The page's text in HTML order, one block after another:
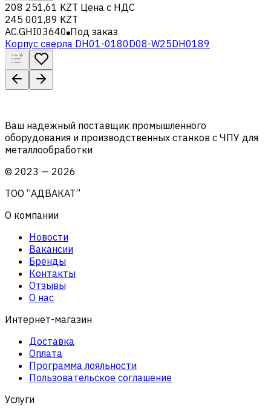
208 251,61 KZT Цена с НДС
245 001,89 KZT
AC.GHI03640 Под заказ
Корпус сверла DH01-0180D08-W25DH0189
Ваш надежный поставщик промышленного
оборудования и производственных станков с ЧПУ для
металлообработки
© 2023 — 2026
ТОО “АДВАКАТ”
О компании
Новости
Вакансии
Бренды
Контакты
Отзывы
О нас
Интернет-магазин
Доставка
Оплата
Программа лояльности
Пользовательское соглашение
Услуги